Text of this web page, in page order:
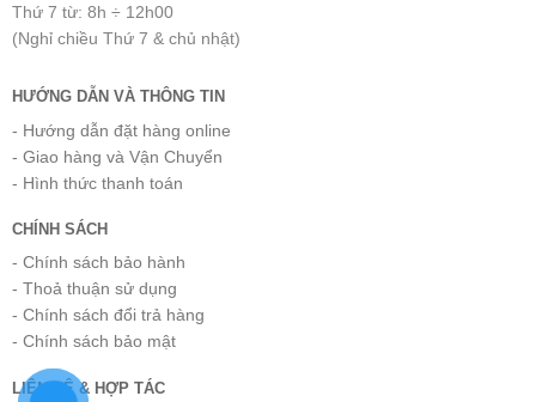
Thứ 7 từ: 8h ÷ 12h00
(Nghỉ chiều Thứ 7 & chủ nhật)
HƯỚNG DẪN VÀ THÔNG TIN
- Hướng dẫn đặt hàng online
- Giao hàng và Vận Chuyển
- Hình thức thanh toán
CHÍNH SÁCH
- Chính sách bảo hành
- Thoả thuận sử dụng
- Chính sách đổi trả hàng
- Chính sách bảo mật
LIÊN HỆ & HỢP TÁC